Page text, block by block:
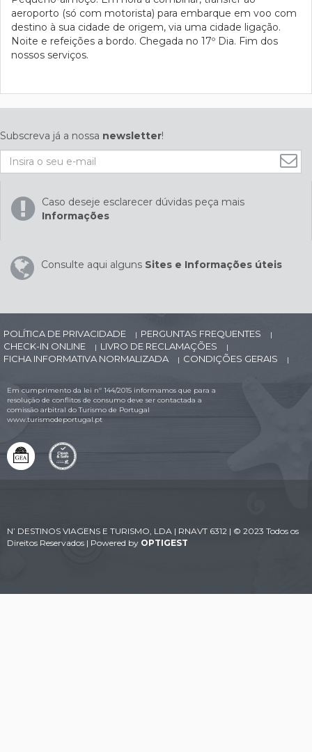
aeroporto (só com motorista) para embarque em voo com
destino à sua cidade de origem, via uma cidade ligação.
Noite e refeições a bordo. Chegada no 17º Dia. Fim dos
nossos serviços.
Subscreva já a nossa newsletter!
Caso deseje esclarecer dúvidas peça mais
Informações
Consulte aqui alguns Sites e Informações úteis
POLÍTICA DE PRIVACIDADE | PERGUNTAS FREQUENTES |
CHECK-IN ONLINE | LIVRO DE RECLAMAÇÕES |
FICHA INFORMATIVA NORMALIZADA | CONDIÇÕES GERAIS |
Em cumprimento da lei nº 144/2015 informamos que para a
resolução de conflitos de consumo deve ser contactada a
comissão arbitral do Turismo de Portugal
www.turismodeportugal.pt
N’ DESTINOS VIAGENS E TURISMO, LDA | RNAVT 6312 | © 2023 Todos os
Direitos Reservados | Powered by OPTIGEST